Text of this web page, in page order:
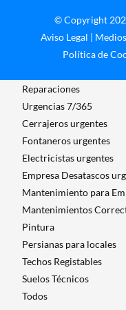
© Copyright
Aviso Legal |
Política de
Reparaciones
Urgencias 7/365
Cerrajeros urgentes
Fontaneros urgentes
Electricistas urgentes
Empresa Desatascos
Mantenimiento para
Mantenimientos
Pintura
Persianas para locales
Techos Registables
Suelos Técnicos
Todos